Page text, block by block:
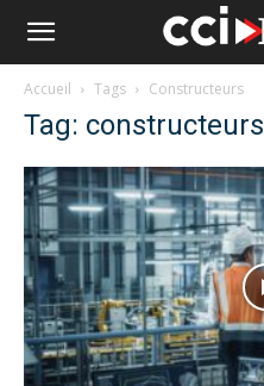
Accueil Tags Constructeurs
Tag: constructeurs